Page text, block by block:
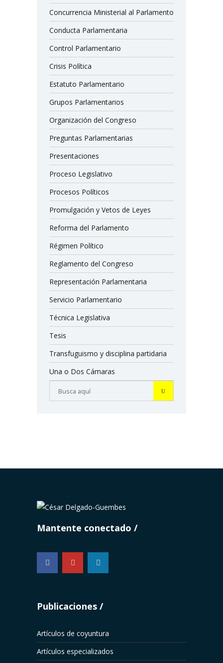
Concurrencia Ministerial al Parlamento
Conducta Parlamentaria
Control Parlamentario
Crisis Política
Estatuto Parlamentario
Grupos Parlamentarios
Organización del Congreso
Preguntas Parlamentarias
Presentaciones
Proceso Legislativo
Procesos Políticos
Promulgación y Vetos de Leyes
Reforma del Parlamento
Régimen Político
Reglamento del Congreso
Representación Parlamentaria
Servicio Parlamentario
Técnica Legislativa
Tesis
Transfuguismo y disciplina partidaria
Una o Dos Cámaras
Mantente conectado
...
Publicaciones
Artículos de coyuntura
Artículos especializados